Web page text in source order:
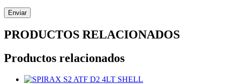
PRODUCTOS RELACIONADOS
Productos relacionados